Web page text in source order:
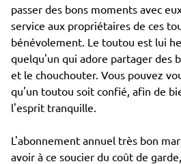
passer des bons moments avec
service aux propriétaires de ces
bénévolement. Le toutou est lui
quelqu'un qui adore partager des
et le chouchouter. Vous pouvez
qu'un toutou soit confié, afin de
l'esprit tranquille.
L'abonnement annuel très bon
avoir à ce soucier du coût de